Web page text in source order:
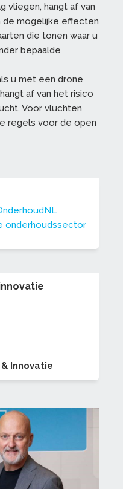
vliegen, hangt af van
de mogelijke effecten
die tonen waar u
bepaalde
u met een drone
af van het risico
Voor vluchten
regels voor de open
onderhoudssector
Innovatie